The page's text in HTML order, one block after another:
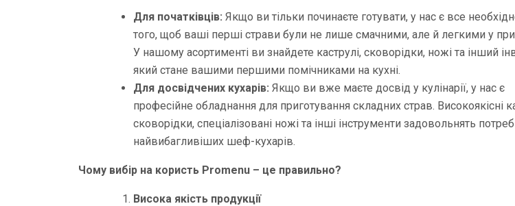
Для початківців: Якщо ви тільки починаєте готувати, у нас є все
того, щоб ваші перші страви були не лише смачними, але й легкими у
У нашому асортименті ви знайдете каструлі, сковорідки, ножі та інший
який стане вашими першими помічниками на кухні.
Для досвідчених кухарів: Якщо ви вже маєте досвід у кулінарії, у нас є
професійне обладнання для приготування складних страв. Високоякісні
сковорідки, спеціалізовані ножі та інші інструменти задовольнять
найвибагливіших шеф-кухарів.
Чому вибір на користь Promenu – це правильно?
Висока якість продукції